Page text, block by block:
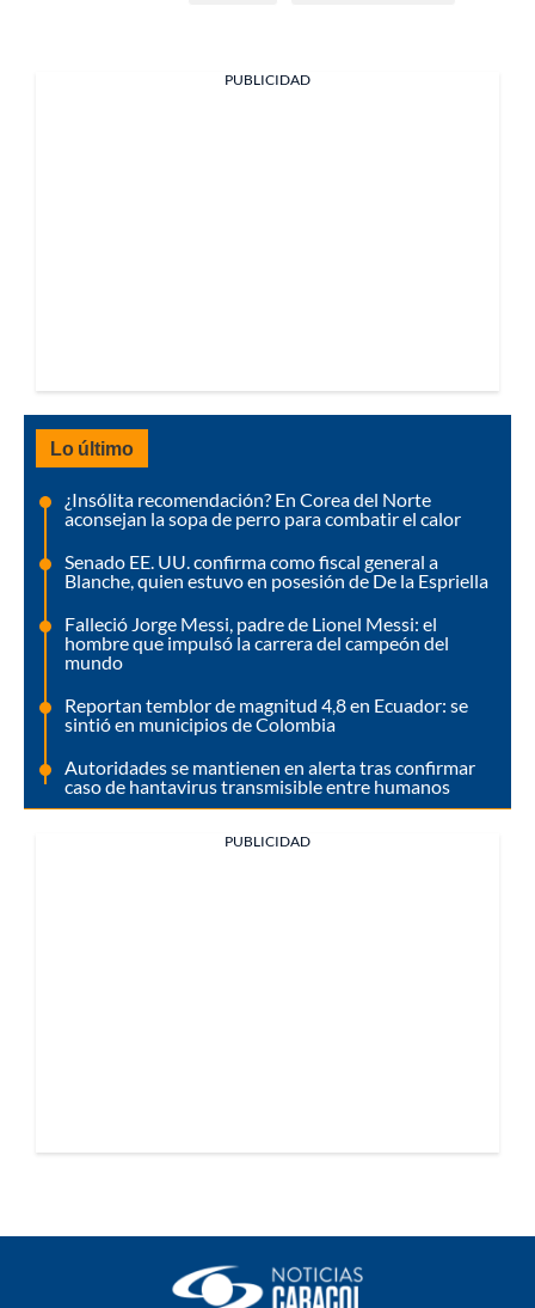
PUBLICIDAD
Lo último
¿Insólita recomendación? En Corea del Norte
aconsejan la sopa de perro para combatir el calor
Senado EE. UU. confirma como fiscal general a
Blanche, quien estuvo en posesión de De la Espriella
Falleció Jorge Messi, padre de Lionel Messi: el
hombre que impulsó la carrera del campeón del
mundo
Reportan temblor de magnitud 4,8 en Ecuador: se
sintió en municipios de Colombia
Autoridades se mantienen en alerta tras confirmar
caso de hantavirus transmisible entre humanos
PUBLICIDAD